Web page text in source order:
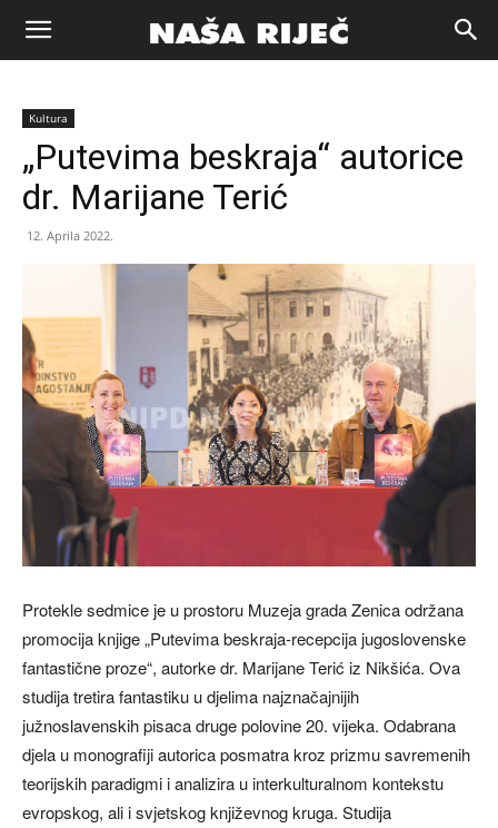
Naša
riječ
Kultura
„Putevima beskraja“ autorice
dr. Marijane Terić
12. Aprila 2022.
Protekle sedmice je u prostoru Muzeja grada Zenica održana
promocija knjige „Putevima beskraja-recepcija jugoslovenske
fantastične proze“, autorke dr. Marijane Terić iz Nikšića. Ova
studija tretira fantastiku u djelima najznačajnijih
južnoslavenskih pisaca druge polovine 20. vijeka. Odabrana
djela u monografiji autorica posmatra kroz prizmu savremenih
teorijskih paradigmi i analizira u interkulturalnom kontekstu
evropskog, ali i svjetskog književnog kruga. Studija